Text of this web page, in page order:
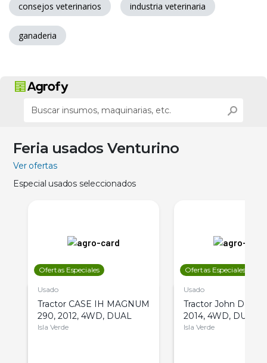
consejos veterinarios industria veterinaria
ganaderia
Feria usados Venturino
Ver ofertas
Especial usados seleccionados
Ofertas Especiales
Usado
Tractor CASE IH MAGNUM
290, 2012, 4WD, DUAL
Isla Verde
Ofertas Especiales
Usado
Tractor John Deere
2014, 4WD, DUAL
Isla Verde